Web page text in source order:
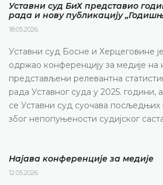
Уставни суд БиХ представио
рада и нову публикацију
18.05.2026.
Уставни суд Босне и Херцеговине
одржао конференцију за медије на
представљени релевантна
рада Уставног суда у 2025. години,
се Уставни суд суочава посљедњих
због непопуњености судијског
Најава конференције за медије
12.05.2026.